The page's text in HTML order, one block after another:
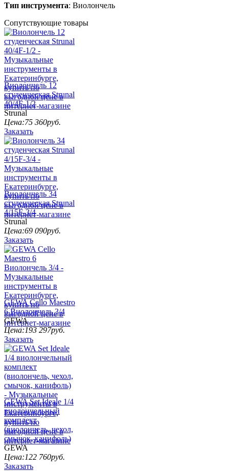
Тип инструмента: Виолончель
Сопутствующие товары
Виолончель 12
студенческая Strunal
40/4F-1/2
Strunal
Цена:75 360руб.
Заказать
Виолончель 34
студенческая Strunal
4/15F-3/4
Strunal
Цена:69 090руб.
Заказать
GEWA Cello Maestro
6 Виолончель 3/4
GEWA
Цена:193 297руб.
Заказать
GEWA Set Ideale 1/4
виолончельный
комплект
(виолончель, чехол,
смычок, канифоль)
GEWA
Цена:122 760руб.
Заказать